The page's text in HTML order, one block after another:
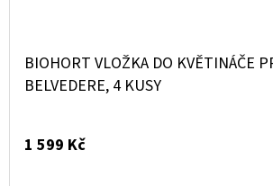
BIOHORT VLOŽKA DO KVĚTINÁČE
BELVEDERE, 4 KUSY
1 599 Kč